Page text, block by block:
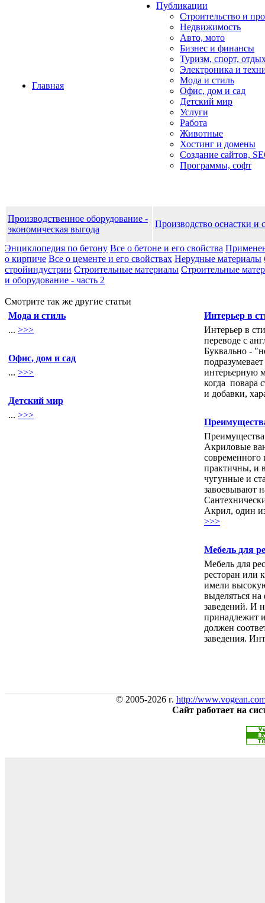
Главная
Публикации
Строительство и
Недвижимость
Авто, мото
Бизнес и финансы
Туризм, спорт,
Электроника и
Мода и стиль
Офис, дом и cад
Детский мир
Услуги
Работа
Животные
Хостинг и домены
Создание сайтов,
Программы, софт
Производственное оборудование -
экономическая выгода
Производство оснастки и
Энциклопедия по бетону Все о бетоне и его свойства
о кирпиче Все о цементе и его свойствах Нерудные материалы
стройиндустрии Строительные материалы Строительные
и оборудование - часть 2
Смотрите так же другие статьи
Мода и стиль
... >>>
Офис, дом и cад
... >>>
Детский мир
... >>>
Интерьер в
Интерьер в
переводе с
Буквально -
интерьерную
когда повара
и добавки,
Акриловые
современного
практичны, и
чугунные и
завоевывают
Акрил, один
>>>
Мебель для
Мебель для
ресторан или
имели
выделяться
заведений. И
принадлежит
должен
заведения.
© 2005-2026 г. http://
Сайт работает на